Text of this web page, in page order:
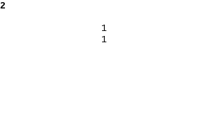
1
1
OSCAR
MATIAS